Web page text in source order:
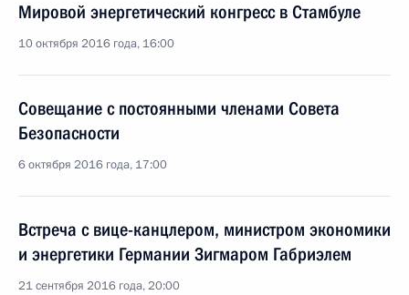
Мировой энергетический конгресс в Стамбуле
10 октября 2016 года, 16:00
Совещание с постоянными членами Совета
Безопасности
6 октября 2016 года, 17:00
Встреча с вице-канцлером, министром экономики
и энергетики Германии Зигмаром Габриэлем
21 сентября 2016 года, 20:00